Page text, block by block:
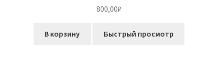
из 5
800,00₽
В корзину Быстрый просмотр